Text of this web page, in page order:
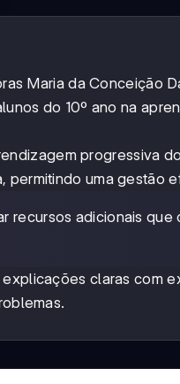
Maria da Conceição
do 10º ano na
progressiva
permitindo uma gestão
adicionais que
claras com